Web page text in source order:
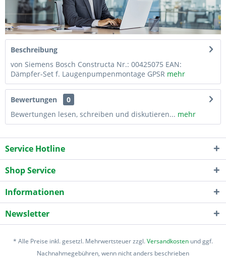
Beschreibung
von Siemens Bosch Constructa Nr.: 00425075 EAN:
Dämpfer-Set f. Laugenpumpenmontage GPSR mehr
Bewertungen
0
Bewertungen lesen, schreiben und diskutieren... mehr
Service Hotline
Shop Service
Informationen
Newsletter
* Alle Preise inkl. gesetzl. Mehrwertsteuer zzgl.Versandkosten und ggf.
Nachnahmegebühren, wenn nicht anders beschrieben